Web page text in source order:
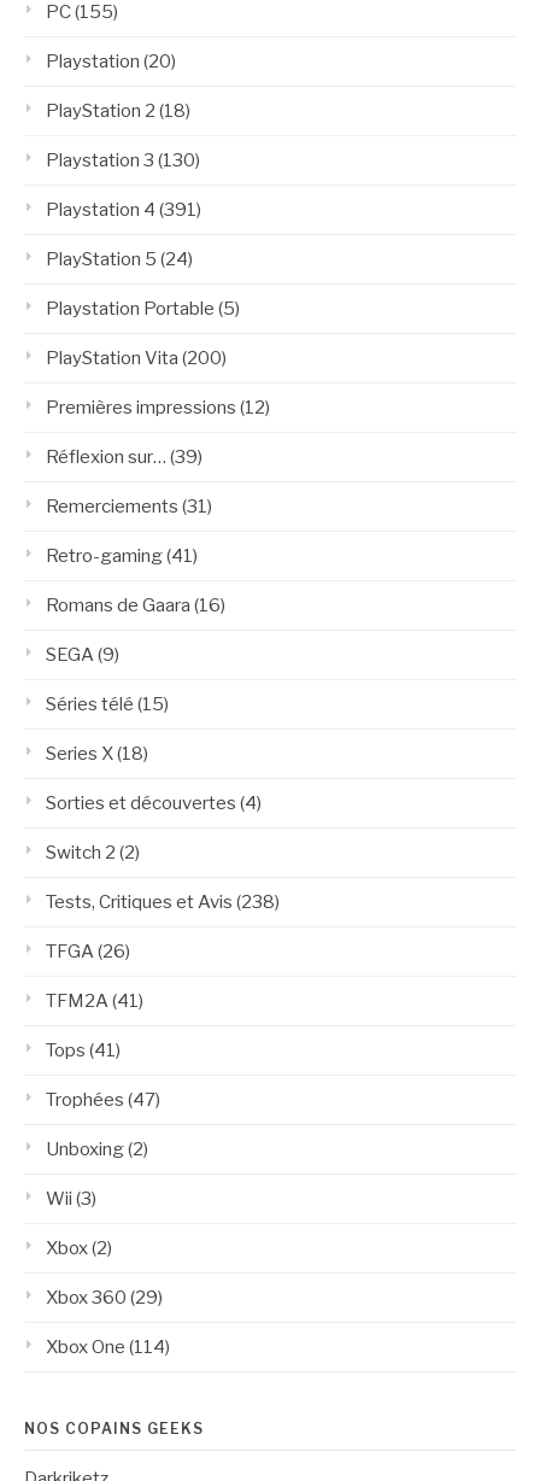
PC(155)
Playstation (20)
PlayStation 2 (18)
Playstation 3 (130)
Playstation 4 (391)
PlayStation 5 (24)
Playstation Portable (5)
PlayStation Vita (200)
Premières impressions (12)
Réflexion sur… (39)
Remerciements (31)
Retro-gaming(41)
Romans de Gaara (16)
SEGA(9)
Séries télé (15)
Series X(18)
Sorties et découvertes (4)
Switch 2 (2)
Tests, Critiques et Avis (238)
TFGA(26)
TFM2A(41)
Tops (41)
Trophées (47)
Unboxing(2)
Wii (3)
Xbox(2)
Xbox 360 (29)
Xbox One (114)
NOS COPAINS GEEKS